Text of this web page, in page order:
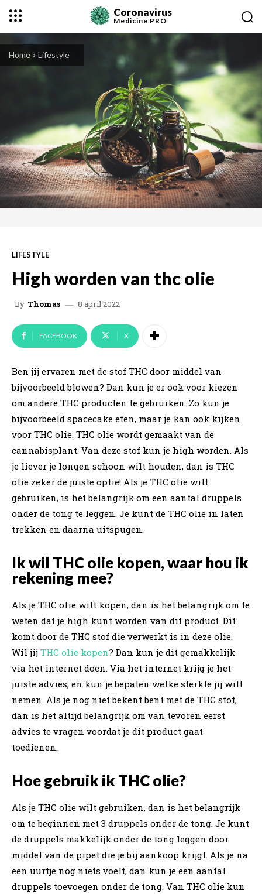
Coronavirus
Medicine PRO
Home Lifestyle
LIFESTYLE
High worden van thc olie
By Thomas 8 april 2022
FACEBOOK X
Ben jij ervaren met de stof THC door middel van
bijvoorbeeld blowen? Dan kun je er ook voor kiezen
om andere THC producten te gebruiken. Zo kun je
bijvoorbeeld spacecake eten, maar je kan ook kijken
voor THC olie. THC olie wordt gemaakt van de
cannabisplant. Van deze stof kun je high worden. Als
je liever je longen schoon wilt houden, dan is THC
olie zeker de juiste optie! Als je THC olie wilt
gebruiken, is het belangrijk om een aantal druppels
onder de tong te leggen. Je kunt de THC olie in laten
trekken en daarna uitspugen.
Ik wil THC olie kopen, waar hou ik
rekening mee?
Als je THC olie wilt kopen, dan is het belangrijk om te
weten dat je high kunt worden van dit product. Dit
komt door de THC stof die verwerkt is in deze olie.
Wil jij THC olie kopen? Dan kun je dit gemakkelijk
via het internet doen. Via het internet krijg je het
juiste advies, en kun je bepalen welke sterkte jij wilt
nemen. Als je nog niet bekent bent met de THC stof,
dan is het altijd belangrijk om van tevoren eerst
advies te vragen voordat je dit product gaat
toedienen.
Hoe gebruik ik THC olie?
Als je THC olie wilt gebruiken, dan is het belangrijk
om te beginnen met 3 druppels onder de tong. Je kunt
de druppels makkelijk onder de tong leggen door
middel van de pipet die je bij aankoop krijgt. Als je na
een uurtje nog niets voelt, dan kun je een aantal
druppels toevoegen onder de tong. Van THC olie kun